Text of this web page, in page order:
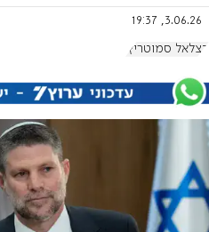
3.06.26, 19:37
בצלאל סמוטריץ'